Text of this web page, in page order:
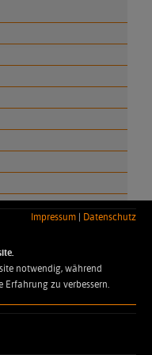
Impressum | Datenschutz
notwendig, während
Erfahrung zu verbessern.